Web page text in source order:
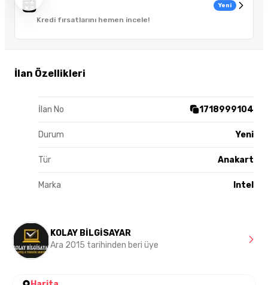
Kredi fırsatlarını hemen incele!
Yeni
İlan Özellikleri
İlan No 1718999104
Durum Yeni
Tür Anakart
Marka Intel
KOLAY BİLGİSAYAR
Ara 2015 tarihinden beri üye